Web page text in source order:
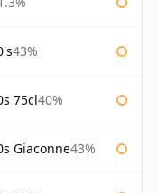
43%
75cl40%
Giaconne43%